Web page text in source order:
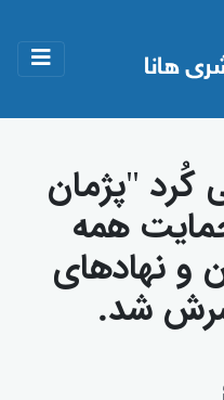
کُرد "پژمان
همه
و نهادهای
شد.